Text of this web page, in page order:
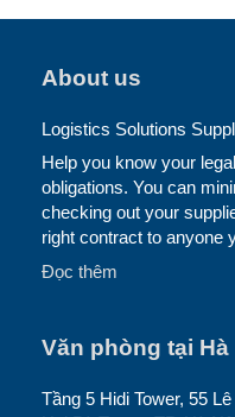
About us
Logistics Solutions
Help you know your
obligations. You can
checking out your
right contract to anyone
Đọc thêm
Văn phòng tại Hà
Tầng 5 Hidi Tower, 55